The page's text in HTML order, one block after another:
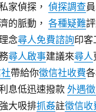
家偵探，偵探調查
的脈動，各種疑難
念尋人免費諮詢印客
尋人啟事建議來尋人
帶給你徵信社收費
息低迅速撥款外遇
大吸排抓姦註徵信收